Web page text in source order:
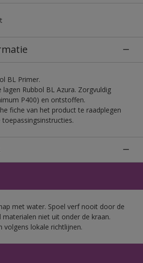
BL Primer.
Rubbol BL Azura. Zorgvuldig
P400) en ontstoffen.
fiche van het product te raadplegen
met water. Spoel verf nooit door de
niet uit onder de kraan.
volgens lokale richtlijnen.